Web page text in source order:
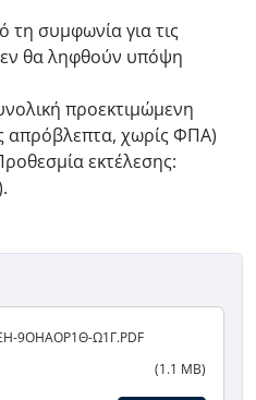
συμφωνία για τις
θα ληφθούν υπόψη
προεκτιμώμενη
απρόβλεπτα, χωρίς ΦΠΑ)
εκτέλεσης:
9ΟΗΑΟΡ1Θ-Ω1Γ.PDF
(1.1 MB)